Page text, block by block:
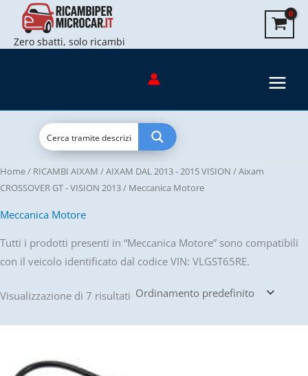
contenuto
Zero sbatti, solo ricambi
Home/ RICAMBI AIXAM /AIXAM DAL 2013 - 2015 VISION /Aixam
CROSSOVER GT - VISION 2013/ Meccanica Motore
Meccanica Motore
Tutti i prodotti presenti in “Meccanica Motore” sono compatibili
con il veicolo identificato dal codice VIN: VLGST65RE.
Visualizzazione di 7 risultati